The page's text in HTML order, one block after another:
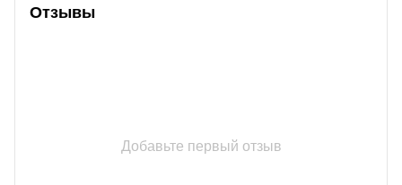
Отзывы
Добавьте первый отзыв